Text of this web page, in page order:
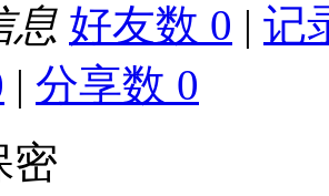
息 好友数 0 | 记
| 分享数 0
密